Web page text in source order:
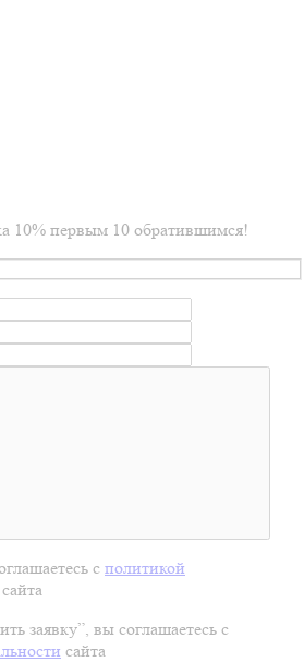
10% первым 10 обратившимся!
с политикой
сайта
заявку”, вы соглашаетесь с
сайта